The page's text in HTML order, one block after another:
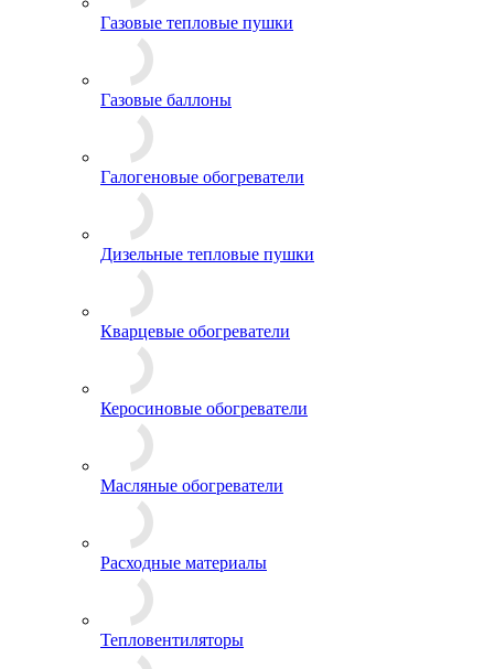
Газовые тепловые пушки
Газовые баллоны
Галогеновые обогреватели
Дизельные тепловые пушки
Кварцевые обогреватели
Керосиновые обогреватели
Масляные обогреватели
Расходные материалы
Тепловентиляторы